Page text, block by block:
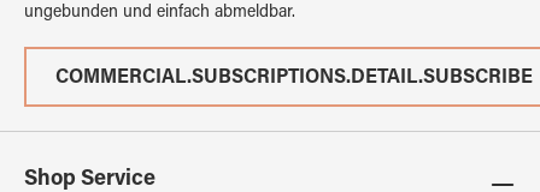
ungebunden und einfach abmeldbar.
COMMERCIAL.SUBSCRIPTIONS.DETAIL.SUBSCRIBE
Shop Service